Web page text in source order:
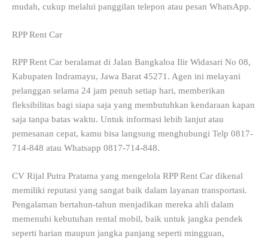
mudah, cukup melalui panggilan telepon atau pesan WhatsApp.
RPP Rent Car
RPP Rent Car beralamat di Jalan Bangkaloa Ilir Widasari No 08,
Kabupaten Indramayu, Jawa Barat 45271. Agen ini melayani
pelanggan selama 24 jam penuh setiap hari, memberikan
fleksibilitas bagi siapa saja yang membutuhkan kendaraan kapan
saja tanpa batas waktu. Untuk informasi lebih lanjut atau
pemesanan cepat, kamu bisa langsung menghubungi Telp 0817-
714-848 atau Whatsapp 0817-714-848.
CV Rijal Putra Pratama yang mengelola RPP Rent Car dikenal
memiliki reputasi yang sangat baik dalam layanan transportasi.
Pengalaman bertahun-tahun menjadikan mereka ahli dalam
memenuhi kebutuhan rental mobil, baik untuk jangka pendek
seperti harian maupun jangka panjang seperti mingguan,